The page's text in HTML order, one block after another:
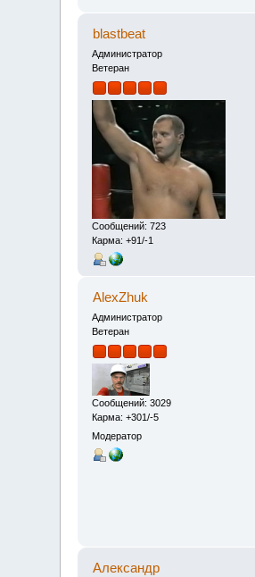
blastbeat
Администратор
Ветеран
Сообщений: 723
Карма: +91/-1
AlexZhuk
Администратор
Ветеран
Сообщений: 3029
Карма: +301/-5
Модератор
Алексaндр